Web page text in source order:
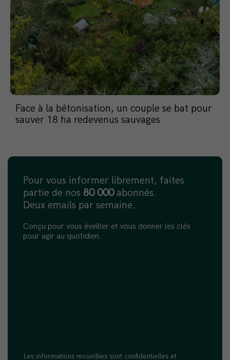
Face à la bétonisation, un couple se bat pour
sauver 18 ha redevenus sauvages
Pour vous informer librement, faites
partie de nos 80 000abonnés.
Deux emails par semaine.
Conçu pour vous éveiller et vous donner les clés
pour agir au quotidien.
Les informations recueillies sont confidentielles et